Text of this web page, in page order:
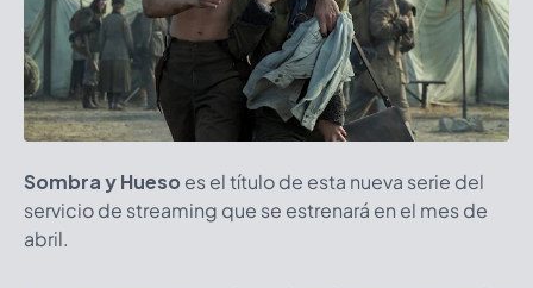
Sombra y Hueso es el título de esta nueva serie del
servicio de streaming que se estrenará en el mes de
abril.